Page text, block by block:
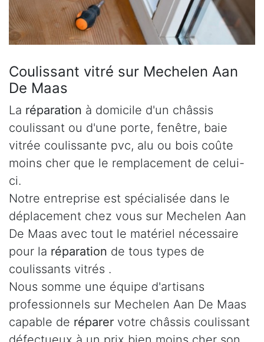
Coulissant vitré sur Mechelen Aan
De Maas
La réparation à domicile d'un châssis
coulissant ou d'une porte, fenêtre, baie
vitrée coulissante pvc, alu ou bois coûte
moins cher que le remplacement de celui-
ci.
Notre entreprise est spécialisée dans le
déplacement chez vous sur Mechelen Aan
De Maas avec tout le matériel nécessaire
pour la réparation de tous types de
coulissants vitrés .
Nous somme une équipe d'artisans
professionnels sur Mechelen Aan De Maas
capable de réparer votre châssis coulissant